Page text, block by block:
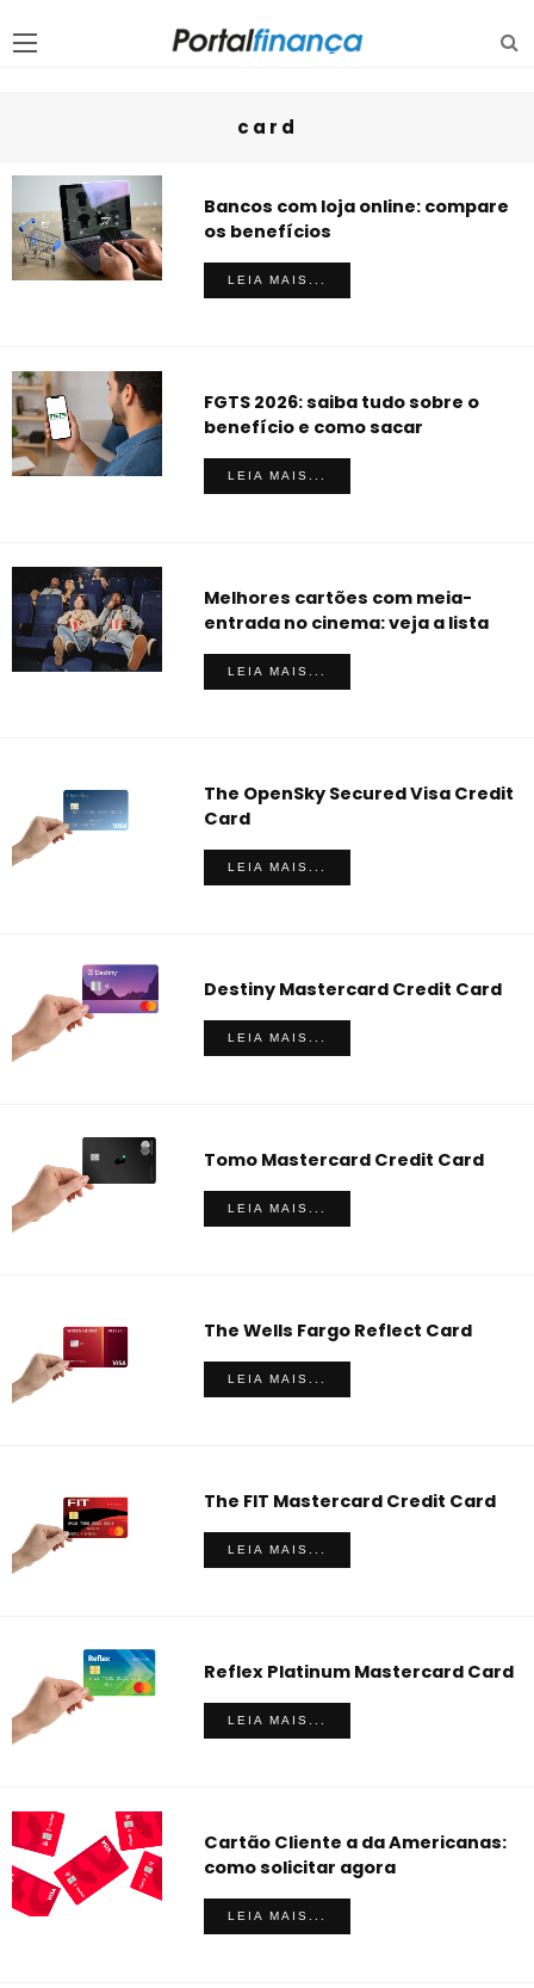
card
Bancos com loja online: compare
os benefícios
LEIA MAIS...
FGTS 2026: saiba tudo sobre o
benefício e como sacar
LEIA MAIS...
Melhores cartões com meia-
entrada no cinema: veja a lista
LEIA MAIS...
The OpenSky Secured Visa Credit
Card
LEIA MAIS...
Destiny Mastercard Credit Card
LEIA MAIS...
Tomo Mastercard Credit Card
LEIA MAIS...
The Wells Fargo Reflect Card
LEIA MAIS...
The FIT Mastercard Credit Card
LEIA MAIS...
Reflex Platinum Mastercard Card
LEIA MAIS...
Cartão Cliente a da Americanas:
como solicitar agora
LEIA MAIS...